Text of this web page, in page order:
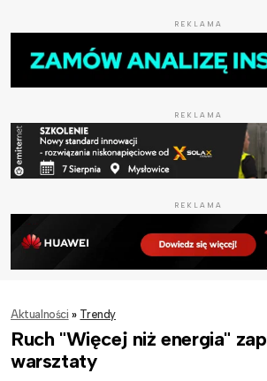
REKLAMA
REKLAMA
REKLAMA
Aktualności » Trendy
Ruch "Więcej niż energia"
warsztaty